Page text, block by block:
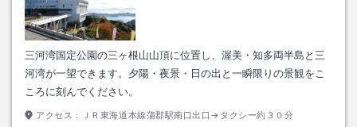
三河湾国定公園の三ヶ根山山頂に位置し、渥美・知多両半島と三
河湾が一望できます。夕陽・夜景・日の出と一瞬限りの景観をこ
ころに刻んでください。
アクセス： ＪＲ東海道本線蒲郡駅南口出口→タクシー約３０分